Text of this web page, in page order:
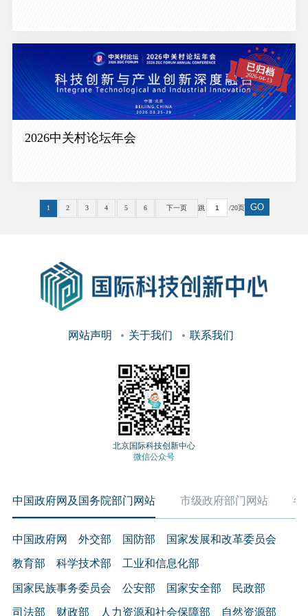
2026中关村论坛年会
1 2 3 4 5 6 下一页 跳 /20页 GO
网站声明 关于我们 联系我们
北京国际科技创新中心
微信公众号
中国政府网及国务院部门网站 市级政府部门网站 各
中国政府网 外交部 国防部 国家发展和改革委员会
教育部 科学技术部 工业和信息化部
国家民族事务委员会 公安部 国家安全部 民政部
司法部 财政部 人力资源和社会保障部 自然资源部